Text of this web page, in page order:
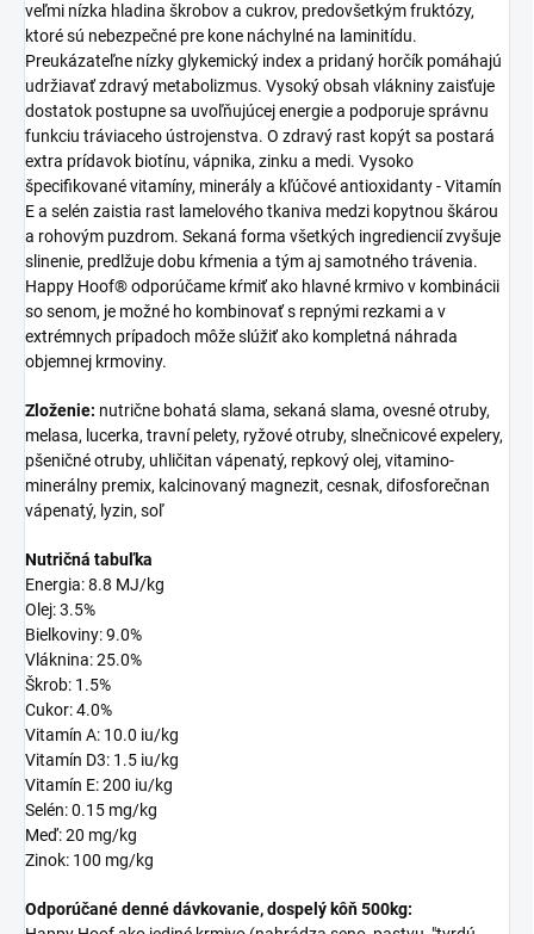
veľmi nízka hladina škrobov a cukrov, predovšetkým fruktózy,
ktoré sú nebezpečné pre kone náchylné na laminitídu.
Preukázateľne nízky glykemický index a pridaný horčík pomáhajú
udržiavať zdravý metabolizmus. Vysoký obsah vlákniny zaisťuje
dostatok postupne sa uvoľňujúcej energie a podporuje správnu
funkciu tráviaceho ústrojenstva. O zdravý rast kopýt sa postará
extra prídavok biotínu, vápnika, zinku a medi. Vysoko
špecifikované vitamíny, minerály a kľúčové antioxidanty - Vitamín
E a selén zaistia rast lamelového tkaniva medzi kopytnou škárou
a rohovým puzdrom. Sekaná forma všetkých ingrediencií zvyšuje
slinenie, predlžuje dobu kŕmenia a tým aj samotného trávenia.
Happy Hoof® odporúčame kŕmiť ako hlavné krmivo v kombinácii
so senom, je možné ho kombinovať s repnými rezkami a v
extrémnych prípadoch môže slúžiť ako kompletná náhrada
objemnej krmoviny.
Zloženie: nutrične bohatá slama, sekaná slama, ovesné otruby,
melasa, lucerka, travní pelety, ryžové otruby, slnečnicové expelery,
pšeničné otruby, uhličitan vápenatý, repkový olej, vitamino-
minerálny premix, kalcinovaný magnezit, cesnak, difosforečnan
vápenatý, lyzin, soľ
Nutričná tabuľka
Energia: 8.8 MJ/kg
Olej: 3.5%
Bielkoviny: 9.0%
Vláknina: 25.0%
Škrob: 1.5%
Cukor: 4.0%
Vitamín A: 10.0 iu/kg
Vitamín D3: 1.5 iu/kg
Vitamín E: 200 iu/kg
Selén: 0.15 mg/kg
Meď: 20 mg/kg
Zinok: 100 mg/kg
Odporúčané denné dávkovanie, dospelý kôň 500kg: